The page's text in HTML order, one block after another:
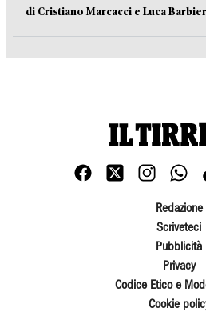
di Cristiano Marcacci e Luca
Redazione
Scriveteci
Pubblicità
Privacy
Codice Etico e
Cookie